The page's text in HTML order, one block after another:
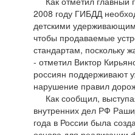
2008 году ГИБДД
детскими
чтобы продаваемые
стандартам, поскольку
- отметил Виктор
россиян поддерживают
нарушение правил
Как сообщил,
внутренних дел РФ
года в России была